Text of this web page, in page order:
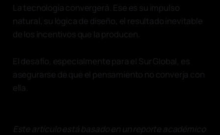
La tecnología convergerá. Ese es su impulso
natural, su lógica de diseño, el resultado inevitable
de los incentivos que la producen.
El desafío, especialmente para el Sur Global, es
asegurarse de que el pensamiento no converja con
ella.
Este artículo está basado en un reporte académico